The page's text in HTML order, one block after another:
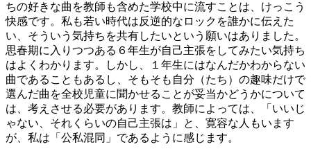
ちの好きな曲を教師も含めた学校中に流すことは、けっこう
快感です。私も若い時代は反逆的なロックを誰かに伝えた
い、そういう気持ちを共有したいという願いはありました。
思春期に入りつつある６年生が自己主張をしてみたい気持ち
はよくわかります。しかし、１年生にはなんだかわからない
曲であることもあるし、そもそも自分（たち）の趣味だけで
選んだ曲を全校児童に聞かせることが妥当かどうかについて
は、考えさせる必要があります。教師によっては、「いいじ
ゃない、それくらいの自己主張は」と、寛容な人もいます
が、私は「公私混同」であるように感じます。